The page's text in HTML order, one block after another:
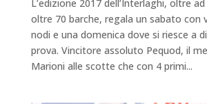
L’edizione 2017 dell’Interlaghi, oltre
oltre 70 barche, regala un sabato con
nodi e una domenica dove si riesce a
prova. Vincitore assoluto Pequod, il
Marioni alle scotte che con 4 primi...